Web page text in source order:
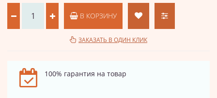
В КОРЗИНУ
ЗАКАЗАТЬ В ОДИН КЛИК
100% гарантия на товар